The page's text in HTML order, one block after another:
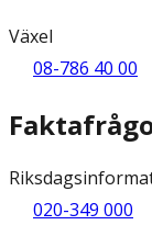
Växel
08-786 40 00
020-349 000